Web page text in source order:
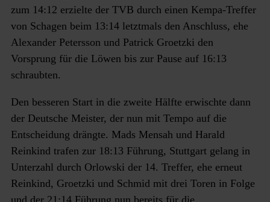
zum 14:12 erzielte der TVB durch einen Kempa-Treffer
von Schagen beim 13:14 letztmals den Anschluss, ehe
Alexander Petersson und Patrick Groetzki den
Vorsprung für die Löwen bis zur Pause auf 16:13
schraubten.
Den besseren Start in die zweite Hälfte erwischte dann
der Deutsche Meister, der nun mit Tempo auf die
Entscheidung drängte. Mads Mensah und Harald
Reinkind trafen zur 18:13 Führung, Stuttgart gelang in
Unterzahl durch Orlowski der 14. Treffer, ehe erneut
Reinkind, Groetzki und Schmid mit drei Toren in Folge
und der 21:14 Führung nun bereits für die